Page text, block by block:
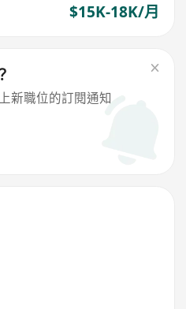
$15K-18K/月
新職位的訂閱通知